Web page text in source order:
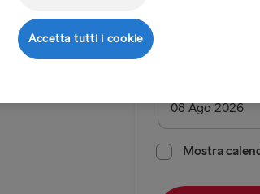
Gothenburg
Belfast →
Belfast →
Cairnryan →
Mostra
Accetta tutti i cookie